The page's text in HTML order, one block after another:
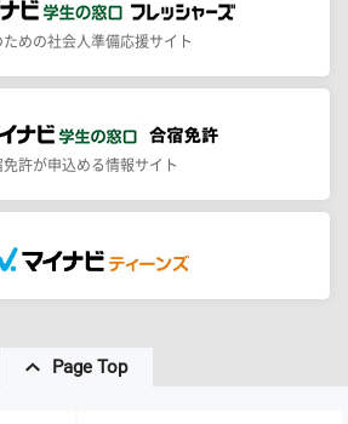
ための社会人準備応援サイト
免許が申込める情報サイト
Page Top